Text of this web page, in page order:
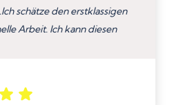
schätze den erstklassigen
Arbeit. Ich kann diesen